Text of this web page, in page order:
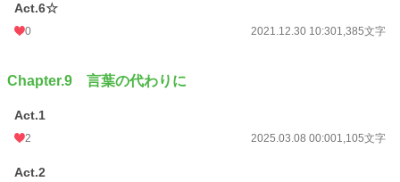
Act.6☆
0 2021.12.30 10:301,385文字
Chapter.9 言葉の代わりに
Act.1
2 2025.03.08 00:001,105文字
Act.2